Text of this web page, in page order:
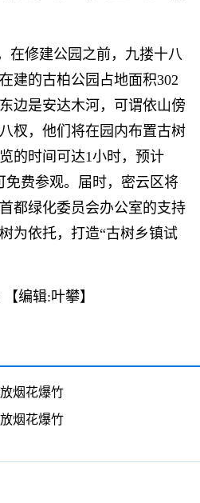
修建公园之前，九搂十八
建的古柏公园占地面积302
边是安达木河，可谓依山傍
杈，他们将在园内布置古树
的时间可达1小时，预计
免费参观。届时，密云区将
都绿化委员会办公室的支持
为依托，打造“古树乡镇试
【编辑:叶攀】
烟花爆竹
烟花爆竹